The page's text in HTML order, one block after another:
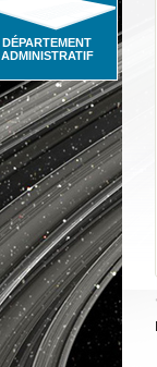
DÉPARTEMENT
ADMINISTRATIF